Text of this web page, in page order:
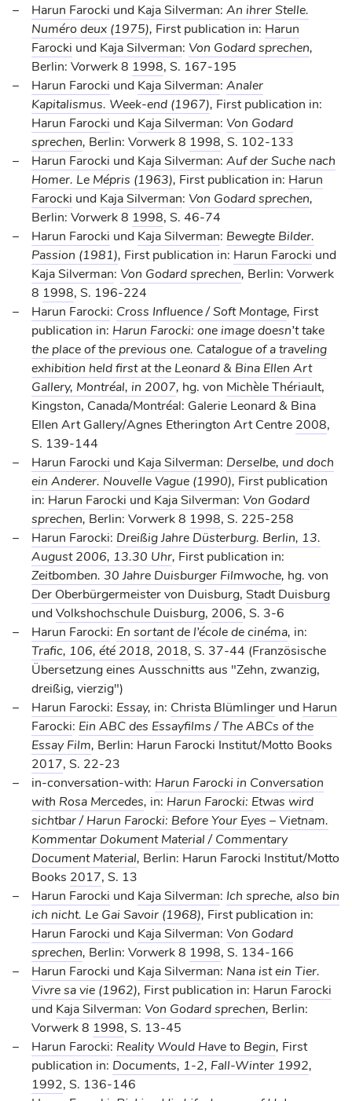
Harun Farocki und Kaja Silverman: An ihrer Stelle.
Numéro deux (1975), First publication in: Harun
Farocki und Kaja Silverman: Von Godard sprechen,
Berlin: Vorwerk 8 1998, S. 167-195
Harun Farocki und Kaja Silverman: Analer
Kapitalismus. Week-end (1967), First publication in:
Harun Farocki und Kaja Silverman: Von Godard
sprechen, Berlin: Vorwerk 8 1998, S. 102-133
Harun Farocki und Kaja Silverman: Auf der Suche nach
Homer. Le Mépris (1963), First publication in: Harun
Farocki und Kaja Silverman: Von Godard sprechen,
Berlin: Vorwerk 8 1998, S. 46-74
Harun Farocki und Kaja Silverman: Bewegte Bilder.
Passion (1981), First publication in: Harun Farocki und
Kaja Silverman: Von Godard sprechen, Berlin: Vorwerk
8 1998, S. 196-224
Harun Farocki: Cross Influence / Soft Montage, First
publication in: Harun Farocki: one image doesn’t take
the place of the previous one. Catalogue of a traveling
exhibition held first at the Leonard & Bina Ellen Art
Gallery, Montréal, in 2007, hg. von Michèle Thériault,
Kingston, Canada/Montréal: Galerie Leonard & Bina
Ellen Art Gallery/Agnes Etherington Art Centre 2008,
S. 139-144
Harun Farocki und Kaja Silverman: Derselbe, und doch
ein Anderer. Nouvelle Vague (1990), First publication
in: Harun Farocki und Kaja Silverman: Von Godard
sprechen, Berlin: Vorwerk 8 1998, S. 225-258
Harun Farocki: Dreißig Jahre Düsterburg. Berlin, 13.
August 2006, 13.30 Uhr, First publication in:
Zeitbomben. 30 Jahre Duisburger Filmwoche, hg. von
Der Oberbürgermeister von Duisburg, Stadt Duisburg
undVolkshochschule Duisburg, 2006, S. 3-6
Harun Farocki: En sortant de l’école de cinéma, in:
Trafic, 106, été 2018, 2018, S. 37-44 (Französische
Übersetzung eines Ausschnitts aus "Zehn, zwanzig,
dreißig, vierzig")
Harun Farocki: Essay, in: Christa Blümlinger und Harun
Farocki: Ein ABC des Essayfilms / The ABCs of the
Essay Film, Berlin: Harun Farocki Institut/Motto Books
2017, S. 22-23
in-conversation-with: Harun Farocki in Conversation
with Rosa Mercedes, in: Harun Farocki: Etwas wird
sichtbar / Harun Farocki: Before Your Eyes – Vietnam.
Kommentar Dokument Material / Commentary
Document Material, Berlin: Harun Farocki Institut/Motto
Books 2017, S. 13
Harun Farocki und Kaja Silverman: Ich spreche, also bin
ich nicht. Le Gai Savoir (1968), First publication in:
Harun Farocki und Kaja Silverman: Von Godard
sprechen, Berlin: Vorwerk 8 1998, S. 134-166
Harun Farocki und Kaja Silverman: Nana ist ein Tier.
Vivre sa vie (1962), First publication in: Harun Farocki
und Kaja Silverman: Von Godard sprechen, Berlin:
Vorwerk 8 1998, S. 13-45
Harun Farocki: Reality Would Have to Begin, First
publication in: Documents, 1-2, Fall-Winter 1992,
1992, S. 136-146